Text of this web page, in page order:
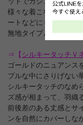
様々な着こなしが可能
ートなどにもおすすめ
無地タイプとはまた違
⇒【 シルキータッチＶ
ゴールドのニュアンス
プルな中にさりげない
シルキータッチのなめ
ズ感が相まって、羽織
前後差のある丈感とサ
ンを自然にカバーしな